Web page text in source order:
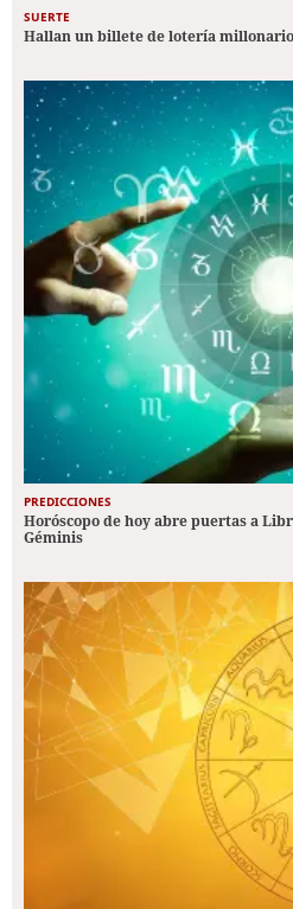
SUERTE
Hallan un billete de lotería
PREDICCIONES
Horóscopo de hoy abre puertas a
Géminis